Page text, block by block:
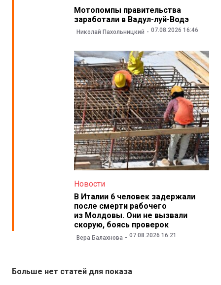
Мотопомпы правительства
заработали в Вадул-луй-Водэ
Николай Пахольницкий 07.08.2026 16:46
Новости
В Италии 6 человек задержали
после смерти рабочего
из Молдовы. Они не вызвали
скорую, боясь проверок
Вера Балахнова 07.08.2026 16:21
Больше нет статей для показа